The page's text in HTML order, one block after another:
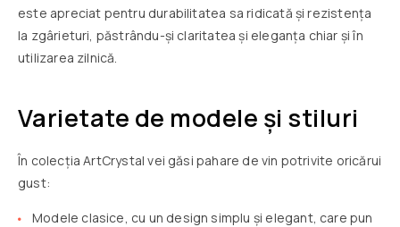
este apreciat pentru durabilitatea sa ridicată și rezistența
la zgârieturi, păstrându-și claritatea și eleganța chiar și în
utilizarea zilnică.
Varietate de modele și stiluri
În colecția ArtCrystal vei găsi pahare de vin potrivite oricărui
gust:
Modele clasice, cu un design simplu și elegant, care pun